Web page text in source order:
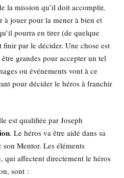
la mission qu’il doit accomplir,
à jouer pour la mener à bien et
pourra en tirer (de quelque
par le décider. Une chose est
grandes pour accepter un tel
ou événements vont à ce
pour décider le héros à franchir
est qualifiée par Joseph
. Le héros va être aidé dans sa
Mentor. Les éléments
qui affectent directement le héros
sont :